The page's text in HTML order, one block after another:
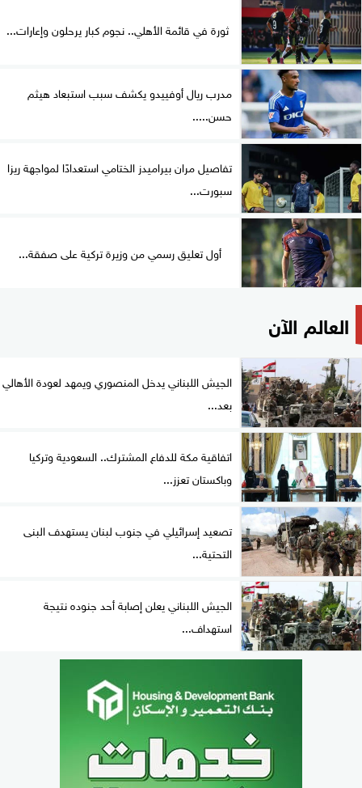
ثورة في قائمة الأهلي.. نجوم كبار يرحلون وإعارات...
مدرب ريال أوفييدو يكشف سبب استبعاد هيثم
حسن.....
تفاصيل مران بيراميدز الختامي استعدادًا لمواجهة ريزا
سبورت...
أول تعليق رسمي من وزيرة تركية على صفقة...
العالم الآن
الجيش اللبناني يدخل المنصوري ويمهد لعودة الأهالي
بعد...
اتفاقية مكة للدفاع المشترك.. السعودية وتركيا
وباكستان تعزز...
تصعيد إسرائيلي في جنوب لبنان يستهدف البنى
التحتية...
الجيش اللبناني يعلن إصابة أحد جنوده نتيجة
استهداف...